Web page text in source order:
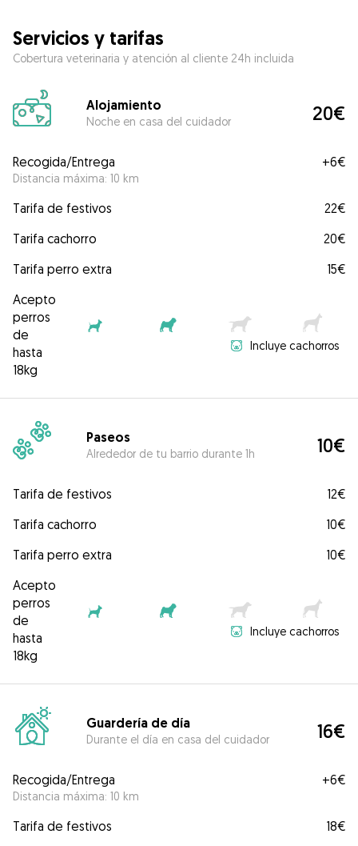
Servicios y tarifas
Cobertura veterinaria y atención al cliente 24h incluida
Alojamiento
Noche en casa del cuidador 20€
Recogida/Entrega
Distancia máxima: 10 km
+6€
Tarifa de festivos
22€
Tarifa cachorro
20€
Tarifa perro extra
15€
Acepto
perros
de
hasta
18kg
Incluye cachorros
Paseos
Alrededor de tu barrio durante 1h 10€
Tarifa de festivos
12€
Tarifa cachorro
10€
Tarifa perro extra
10€
Acepto
perros
de
hasta
18kg
Incluye cachorros
Guardería de día
Durante el día en casa del cuidador 16€
Recogida/Entrega
Distancia máxima: 10 km
+6€
Tarifa de festivos 18€